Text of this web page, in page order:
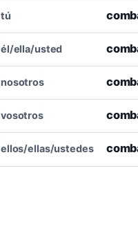
tú
él/ella/usted
nosotros
vosotros
ellos/ellas/ustedes